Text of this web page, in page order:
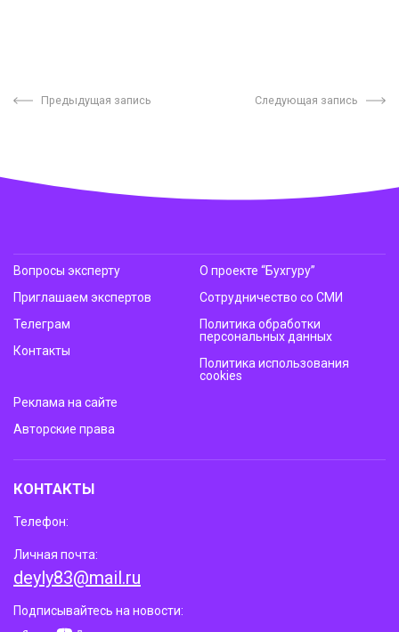
Предыдущая запись Следующая запись
Вопросы эксперту
Приглашаем экспертов
Телеграм
Контакты
О проекте “Бухгуру”
Сотрудничество со СМИ
Политика обработки
персональных данных
Политика использования
cookies
Реклама на сайте
Авторские права
КОНТАКТЫ
Телефон:
Личная почта:
deyly83@mail.ru
Подписывайтесь на новости: